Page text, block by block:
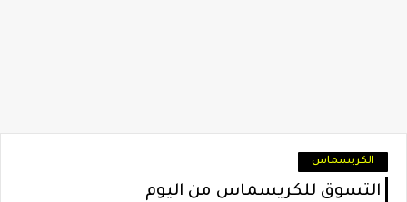
الكريسماس
التسوق للكريسماس من اليوم